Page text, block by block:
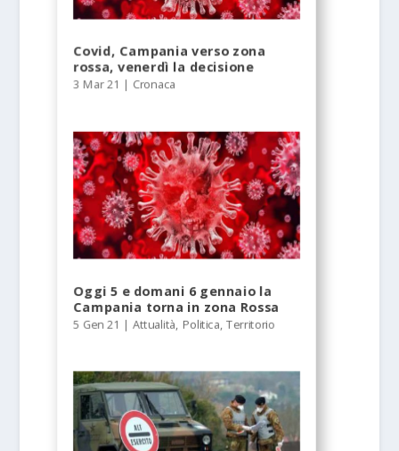
Covid, Campania verso zona
rossa, venerdì la decisione
3 Mar 21 | Cronaca
Oggi 5 e domani 6 gennaio la
Campania torna in zona Rossa
5 Gen 21 |Attualità, Politica,Territorio